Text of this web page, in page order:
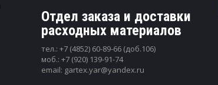
Отдел заказа и доставки
расходных материалов
тел.: +7 (4852) 60-89-66 (доб.106)
моб.: +7 (920) 139-91-74
email: gartex.yar@yandex.ru